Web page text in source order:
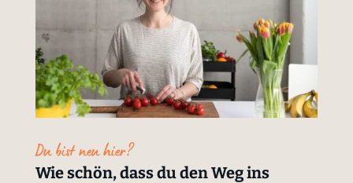
Du bist neu hier?
Wie schön, dass du den Weg ins